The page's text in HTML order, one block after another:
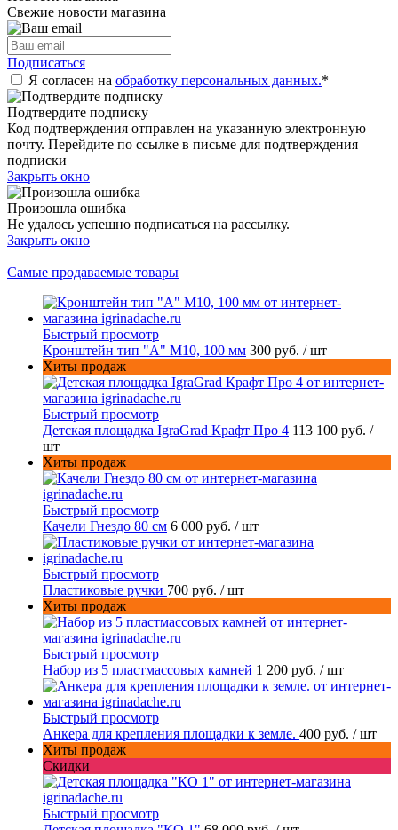
Свежие новости магазина
Подписаться
Я согласен на обработку персональных данных.*
Подтвердите подписку
Код подтверждения отправлен на указанную электронную
почту. Перейдите по ссылке в письме для подтверждения
подписки
Закрыть окно
Произошла ошибка
Не удалось успешно подписаться на рассылку.
Закрыть окно
Самые продаваемые товары
Быстрый просмотр
Кронштейн тип "A" M10, 100 мм 300 руб. / шт
Хиты продаж
Быстрый просмотр
Детская площадка IgraGrad Крафт Про 4 113 100 руб. /
шт
Хиты продаж
Быстрый просмотр
Качели Гнездо 80 см 6 000 руб. / шт
Быстрый просмотр
Пластиковые ручки 700 руб. / шт
Хиты продаж
Быстрый просмотр
Набор из 5 пластмассовых камней 1 200 руб. / шт
Быстрый просмотр
Анкера для крепления площадки к земле. 400 руб. / шт
Хиты продаж
Скидки
Быстрый просмотр